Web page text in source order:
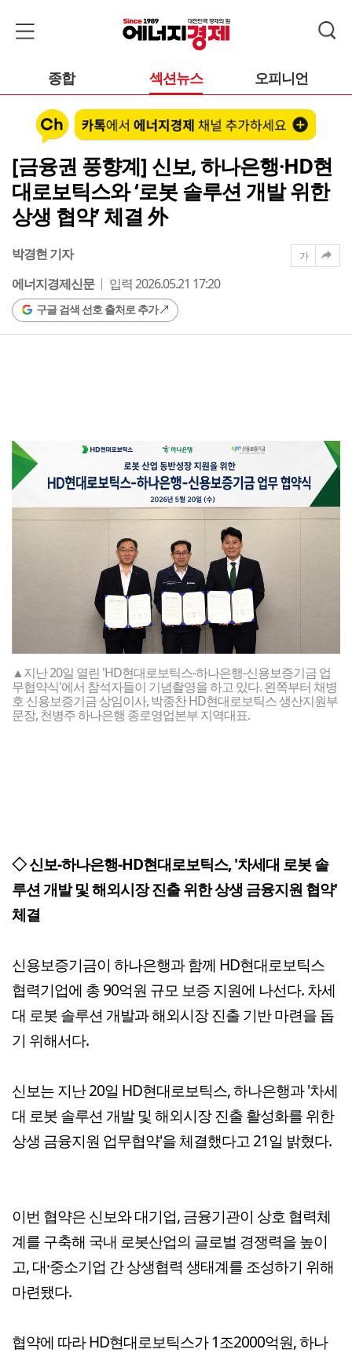
종합 섹션뉴스 오피니언
[금융권 풍향계] 신보, 하나은행·HD현
대로보틱스와 ‘로봇 솔루션 개발 위한
상생 협약’ 체결 外
박경현 기자
에너지경제신문
입력 2026.05.21 17:20
구글 검색 선호 출처로 추가
가
▲지난 20일 열린 'HD현대로보틱스-하나은행-신용보증기금 업
무협약식'에서 참석자들이 기념촬영을 하고 있다. 왼쪽부터 채병
호 신용보증기금 상임이사, 박종찬 HD현대로보틱스 생산지원부
문장, 천병주 하나은행 종로영업본부 지역대표.
◇ 신보-하나은행-HD현대로보틱스, '차세대 로봇 솔
루션 개발 및 해외시장 진출 위한 상생 금융지원 협약'
체결
신용보증기금이 하나은행과 함께 HD현대로보틱스
협력기업에 총 90억원 규모 보증 지원에 나선다. 차세
대 로봇 솔루션 개발과 해외시장 진출 기반 마련을 돕
기 위해서다.
신보는 지난 20일 HD현대로보틱스, 하나은행과 '차세
대 로봇 솔루션 개발 및 해외시장 진출 활성화를 위한
상생 금융지원 업무협약'을 체결했다고 21일 밝혔다.
이번 협약은 신보와 대기업, 금융기관이 상호 협력체
계를 구축해 국내 로봇산업의 글로벌 경쟁력을 높이
고, 대·중소기업 간 상생협력 생태계를 조성하기 위해
마련됐다.
협약에 따라 HD현대로보틱스가 1조2000억원, 하나